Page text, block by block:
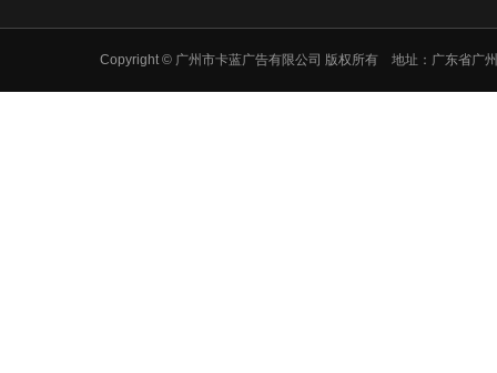
Copyright © 广州市卡蓝广告有限公司 版权所有 地址：广东省广